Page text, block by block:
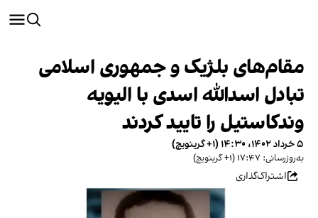
مقام‌های بلژیک و جمهوری اسلامی
تبادل اسدالله اسدی با الیویه
وندکاستیل را تایید کردند
۵ خرداد ۱۴۰۲، ۱۴:۳۰ (‎+۱ گرینویچ)
به‌روزرسانی: ۱۷:۴۷ (‎+۱ گرینویچ)
اشتراک‌گذاری